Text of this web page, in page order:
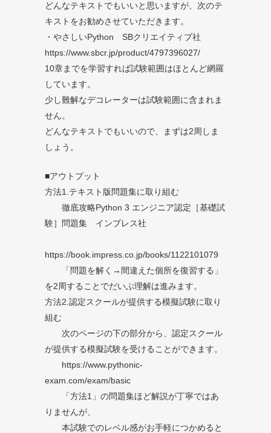
どんなテキストでもいいと思いますが、次のテ
キストをお勧めさせていただきます。
・やさしいPython SBクリエイティブ社
https://www.sbcr.jp/product/4797396027/
10章までを学習すれば試験範囲はほとんど網羅
しています。
少し難解なデコレーターは試験範囲に含まれま
せん。
どんなテキストでもいいので、まずは2周しま
しょう。
■アウトプット
方法1.テキスト版問題集に取り組む
徹底攻略Python 3 エンジニア認定［基礎試
験］問題集 インプレス社
https://book.impress.co.jp/books/1122101079
「問題を解く→間違えた個所を復習する」
を2周することでだいぶ理解は進みます。
方法2.認定スクールが提供する模擬試験に取り
組む
次のページの下の部分から、認定スクール
が提供する模擬試験を受けることができます。
https://www.pythonic-
exam.com/exam/basic
「方法1」の問題集ほど解説が丁寧ではあ
りませんが、
本試験でのレベル感がお手軽につかめると